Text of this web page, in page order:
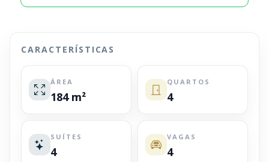
CARACTERÍSTICAS
ÁREA
184 m²
QUARTOS
4
SUÍTES
4
VAGAS
4